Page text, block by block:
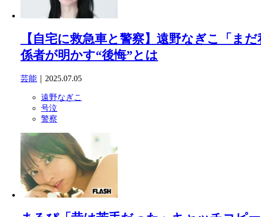
【自宅に救急車と警察】遠野なぎこ「ま
係者が明かす“後悔”とは
芸能 ｜2025.07.05
遠野なぎこ
号泣
警察